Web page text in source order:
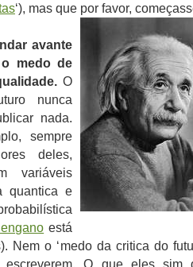
‘), mas que por favor,
avante
medo de
O
nunca
nada.
sempre
deles,
variáveis
quantica e
está
Nem o ‘medo da critica do
O que eles sim